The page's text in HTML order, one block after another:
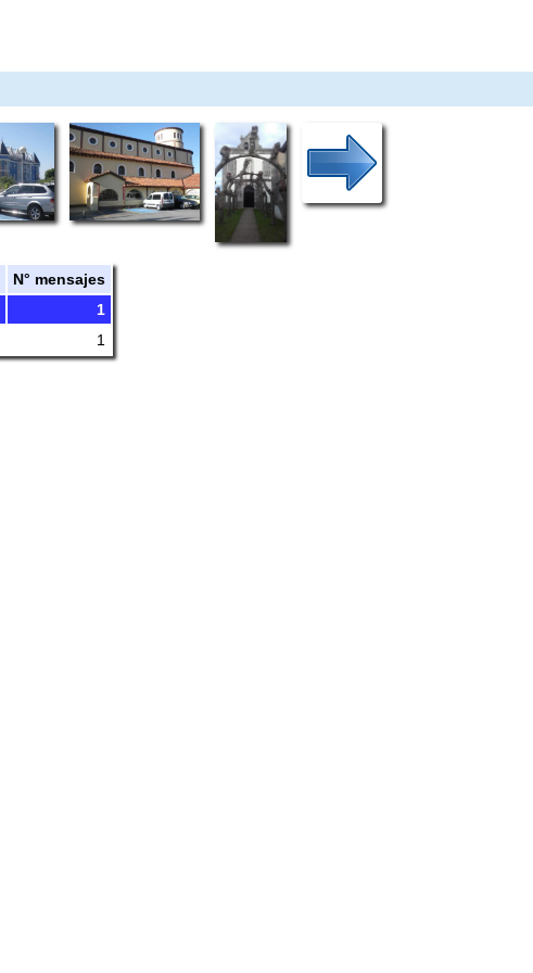
N° mensajes
1
1